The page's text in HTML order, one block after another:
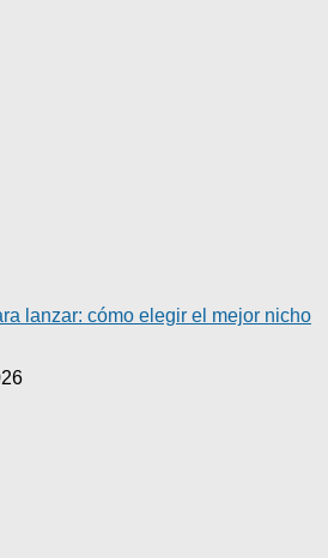
lanzar: cómo elegir el mejor nicho